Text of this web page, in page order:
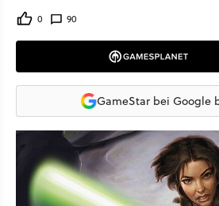
0 90
GameStar bei Google